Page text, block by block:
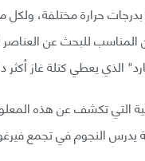
حرارة مختلفة،
المناسب للبحث عن
الذي يعطي كتلة غاز أكثر
يدرس النجوم في تجمع